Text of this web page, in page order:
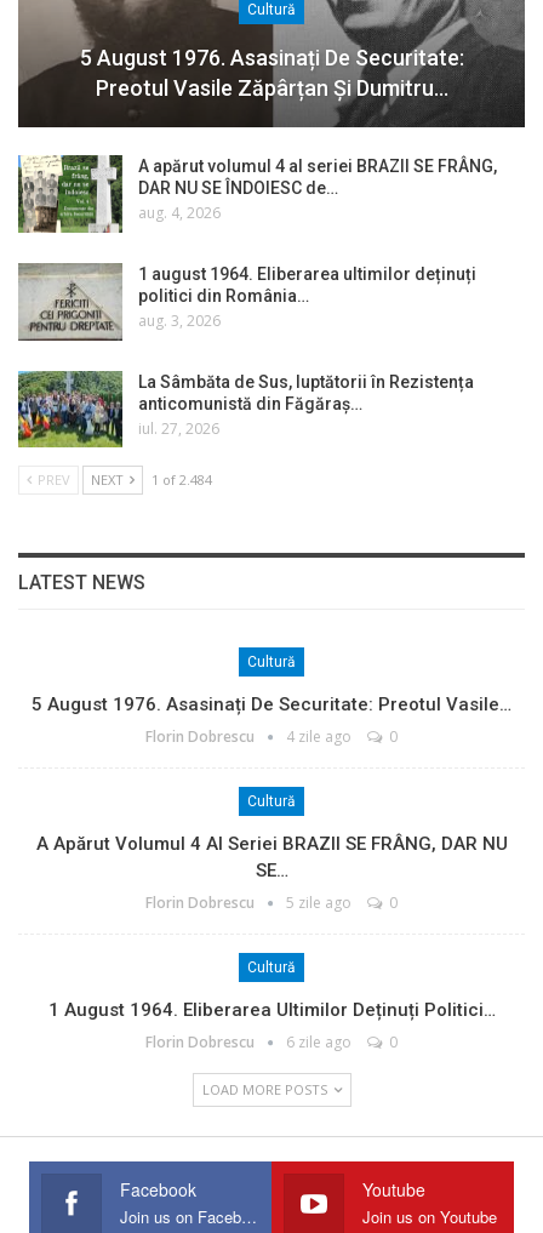
Cultură
5 August 1976. Asasinați De Securitate:
Preotul Vasile Zăpârțan Și Dumitru…
A apărut volumul 4 al seriei BRAZII SE FRÂNG,
DAR NU SE ÎNDOIESC de…
aug. 4, 2026
1 august 1964. Eliberarea ultimilor deținuți
politici din România…
aug. 3, 2026
La Sâmbăta de Sus, luptătorii în Rezistența
anticomunistă din Făgăraș…
iul. 27, 2026
PREV NEXT 1 of 2.484
LATEST NEWS
Cultură
5 August 1976. Asasinați De Securitate: Preotul Vasile…
Florin Dobrescu 4 zile ago 0
Cultură
A Apărut Volumul 4 Al Seriei BRAZII SE FRÂNG, DAR NU
SE…
Florin Dobrescu 5 zile ago 0
Cultură
1 August 1964. Eliberarea Ultimilor Deținuți Politici…
Florin Dobrescu 6 zile ago 0
LOAD MORE POSTS
Facebook
Join us on Facebook
Youtube
Join us on Youtube